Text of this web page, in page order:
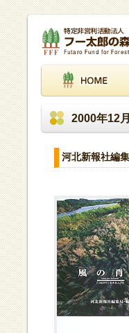
2000年12
河北新報社編